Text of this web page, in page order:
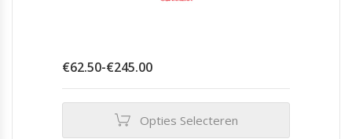
€62.50-€245.00Prijsklasse:
€245.00
Opties Selecteren